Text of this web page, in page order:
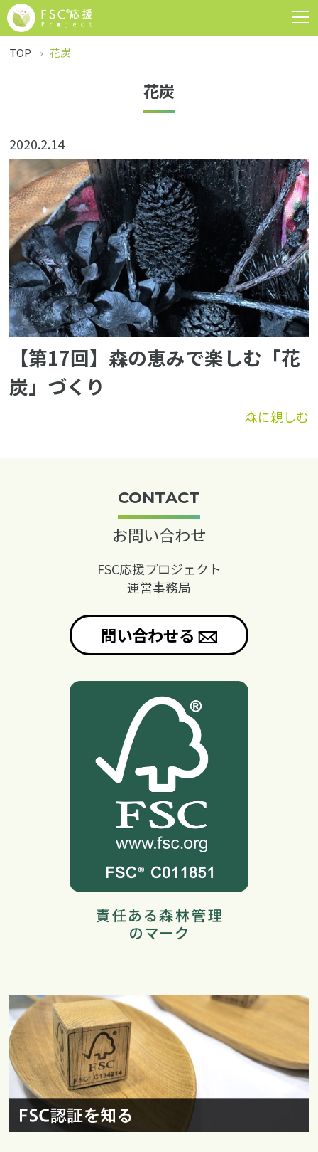
TOP 花炭
花炭
2020.2.14
森に親しむ
【第17回】森の恵みで楽しむ「花
炭」づくり
CONTACT
お問い合わせ
FSC応援プロジェクト
運営事務局
問い合わせる